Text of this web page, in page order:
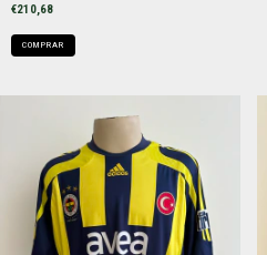
€210,68
COMPRAR